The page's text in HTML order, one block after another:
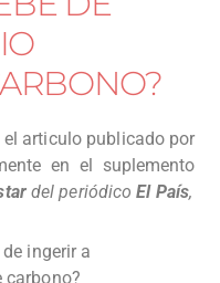
articulo publicado por
en el suplemento
del periódicoEl País,